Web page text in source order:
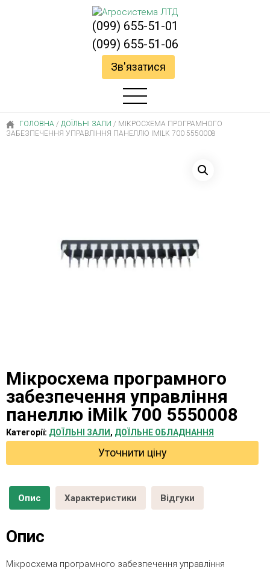
(099) 655-51-01
(099) 655-51-06
Зв'язатися
ГОЛОВНА / ДОЇЛЬНІ ЗАЛИ / МІКРОСХЕМА ПРОГРАМНОГО
ЗАБЕЗПЕЧЕННЯ УПРАВЛІННЯ ПАНЕЛЛЮ IMILK 700 5550008
Мікросхема програмного
забезпечення управління
панеллю iMilk 700 5550008
Категорії: ДОЇЛЬНІ ЗАЛИ , ДОЇЛЬНЕ ОБЛАДНАННЯ
Уточнити ціну
Опис Характеристики Відгуки
Опис
Мікросхема програмного забезпечення управління